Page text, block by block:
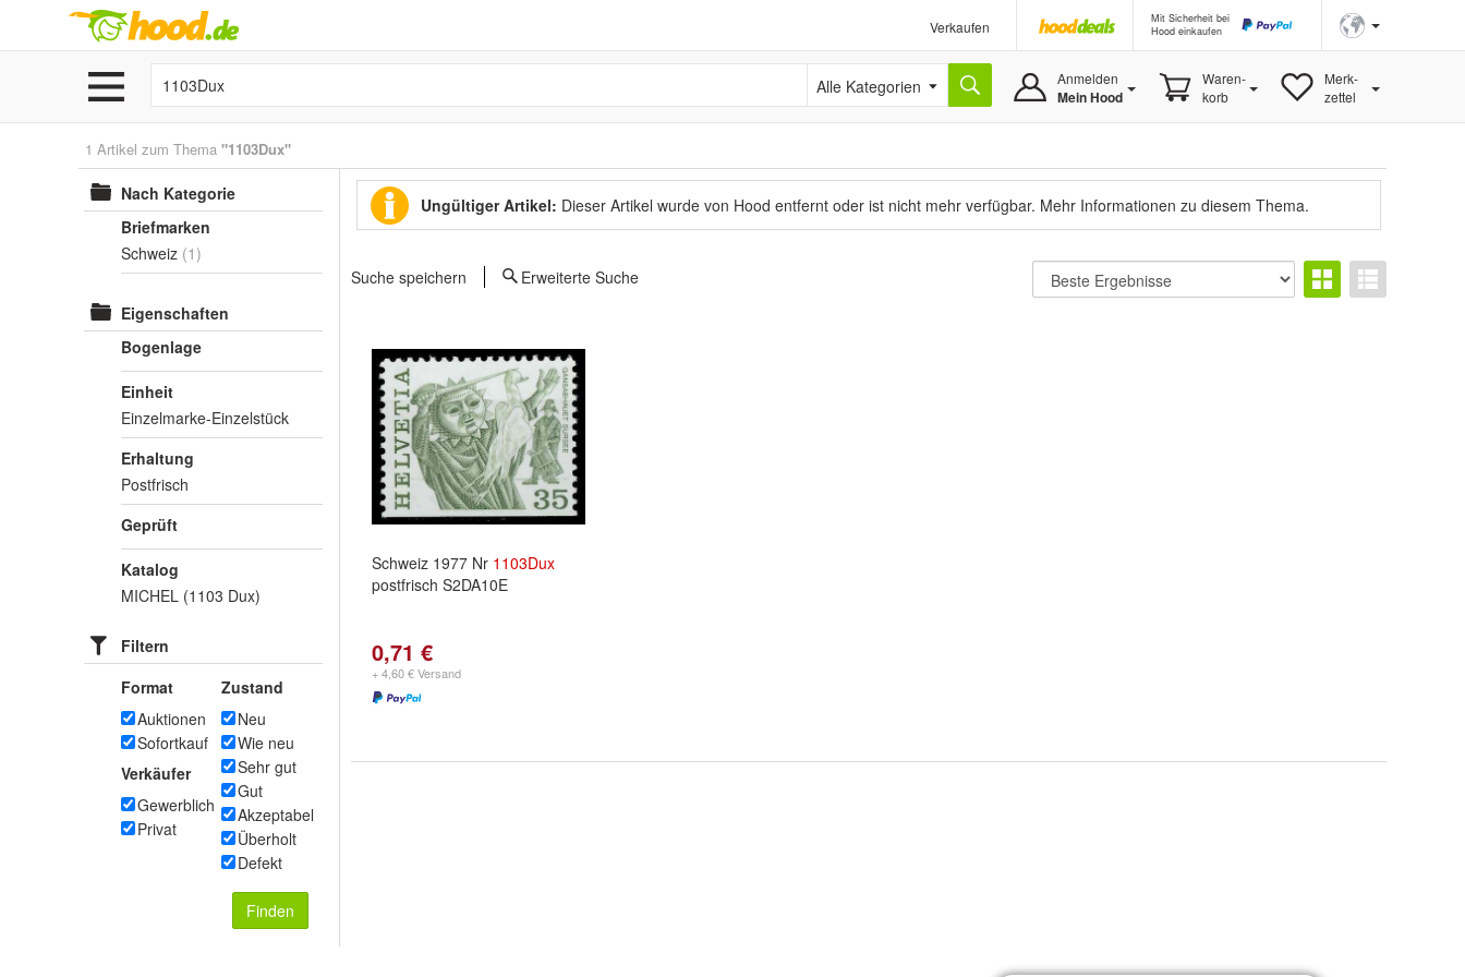
Verkaufen
Mit Sicherheit bei
Hood einkaufen
Alle Kategorien Anmelden
Mein Hood
Waren-
korb
Merk-
zettel
1 Artikel zum Thema "1103Dux"
Nach Kategorie
Briefmarken
Schweiz (1)
Eigenschaften
Bogenlage
Einheit
Einzelmarke-Einzelstück
Erhaltung
Postfrisch
Geprüft
Katalog
MICHEL (1103 Dux)
Filtern
Format
Auktionen
Sofortkauf
Verkäufer
Gewerblich
Privat
Zustand
Neu
Wie neu
Sehr gut
Gut
Akzeptabel
Überholt
Defekt
Finden
Ungültiger Artikel: Dieser Artikel wurde von Hood entfernt oder ist nicht mehr verfügbar. Mehr Informationen zu diesem Thema.
Suche speichern Erweiterte Suche
Schweiz 1977 Nr 1103Dux
postfrisch S2DA10E
0,71 €
+ 4,60 € Versand